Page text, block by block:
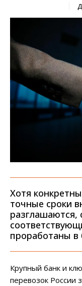
Хотя
точные сроки
разглашаются,
проработаны
Крупный банк и
перевозок России